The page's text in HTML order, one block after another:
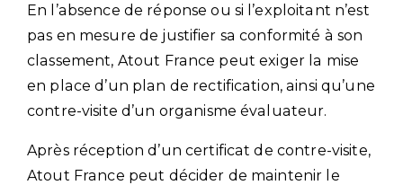
En l’absence de réponse ou si l’exploitant n’est
pas en mesure de justifier sa conformité à son
classement, Atout France peut exiger la mise
en place d’un plan de rectification, ainsi qu’une
contre-visite d’un organisme évaluateur.
Après réception d’un certificat de contre-visite,
Atout France peut décider de maintenir le